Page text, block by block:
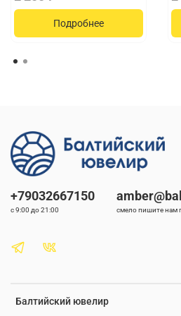
Подробнее
Балтийский ювелир
+79032667150
с 9:00 до 21:00 смело пишите